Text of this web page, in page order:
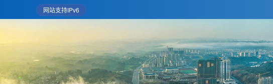
网站支持IPv6